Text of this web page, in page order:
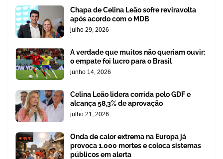
Chapa de Celina Leão sofre reviravolta
após acordo com o MDB
julho 29, 2026
A verdade que muitos não queriam ouvir:
o empate foi lucro para o Brasil
junho 14, 2026
Celina Leão lidera corrida pelo GDF e
alcança 58,3% de aprovação
julho 21, 2026
Onda de calor extrema na Europa já
provoca 1.000 mortes e coloca sistemas
públicos em alerta